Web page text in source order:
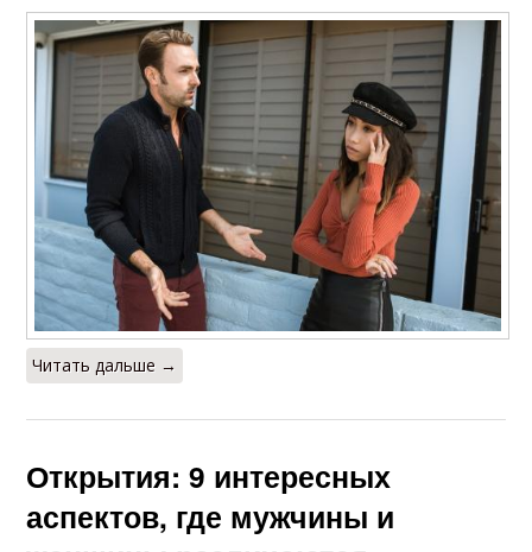
Читать дальше →
Открытия: 9 интересных
аспектов, где мужчины и